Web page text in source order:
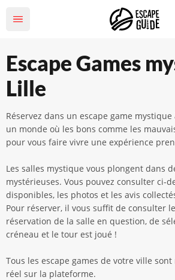
Escape Games
Lille
Réservez dans un escape game
un monde où les bons comme les
pour vous faire vivre une expérience
Les salles mystique vous plongent dans
mystérieuses. Vous pouvez consulter ci-
disponibles, les photos et les avis
Pour réserver, il vous suffit de consulter
réservation de la salle en question, de
créneau et le tour est joué !
Tous les escape games de votre ville
réel sur la plateforme.